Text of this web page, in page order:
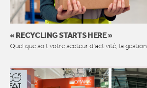
« RECYCLING STARTS HERE »
Quel que soit votre secteur d’activité, la gestion